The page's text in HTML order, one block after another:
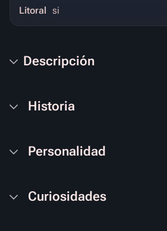
Litoral si
Descripción
Historia
Personalidad
Curiosidades